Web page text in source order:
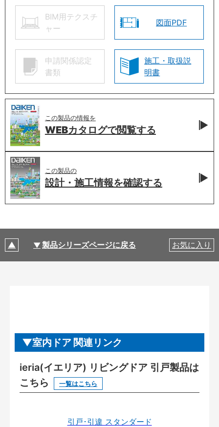
BIM用テクスチ
ャー
図面PDF
申請関係認定
書類
施工・取扱説
明書
この製品の情報を
WEBカタログで閲覧する
この製品の
設計・施工情報を確認する
製品シリーズページに戻る お気に入り
室内ドア 関連リンク
ieria(イエリア) リビングドア 引戸製品は
こちら
一覧はこちら
引戸･引違 スタンダード